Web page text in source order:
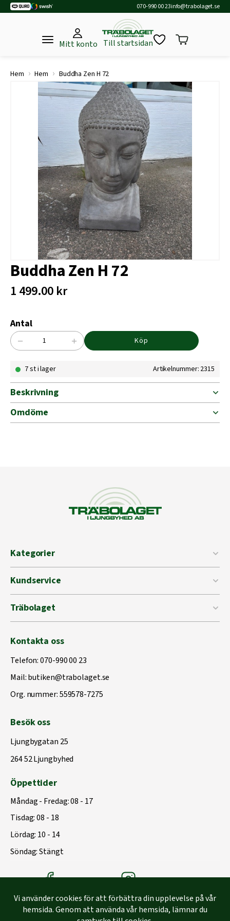
070-990 00 23info@trabolaget.se
Mitt konto Till startsidan
Hem › Hem › Buddha Zen H 72
Buddha Zen H 72
1 499.00 kr
Antal
Buddha
mängd
− + Köp
7 st i lager Artikelnummer: 2315
Beskrivning
Omdöme
Kategorier
Kundservice
Träbolaget
Kontakta oss
Telefon:070-990 00 23
Mail:butiken@trabolaget.se
Org. nummer: 559578-7275
Besök oss
Ljungbygatan 25
264 52 Ljungbyhed
Öppettider
Måndag - Fredag: 08 - 17
Tisdag: 08 - 18
Lördag: 10 - 14
Söndag: Stängt
Träbolagets FacebookTräbolagets instagram